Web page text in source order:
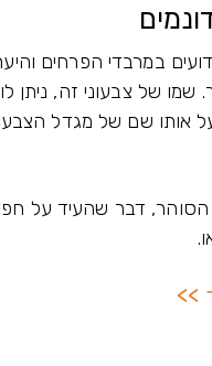
במרבדי הפרחים
שמו של צבעוני זה,
אותו שם של מגדל
הסוהר, דבר שהעיד על
>>